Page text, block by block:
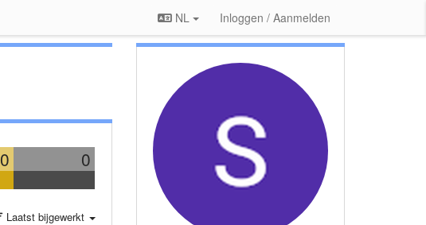
NL Inloggen / Aanmelden
0 0
Laatst bijgewerkt